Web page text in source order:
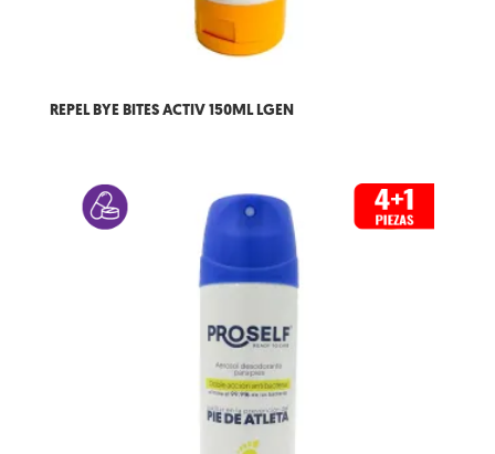
REPEL BYE BITES ACTIV 150ML LGEN